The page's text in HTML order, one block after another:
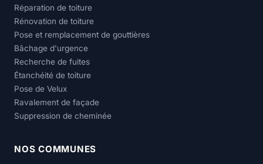
Réparation de toiture
Rénovation de toiture
Pose et remplacement de gouttières
Bâchage d'urgence
Recherche de fuites
Étanchéité de toiture
Pose de Velux
Ravalement de façade
Suppression de cheminée
NOS COMMUNES